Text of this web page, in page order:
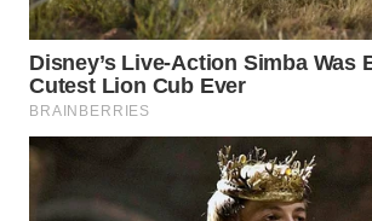
WN
TAPANULI
UTARA